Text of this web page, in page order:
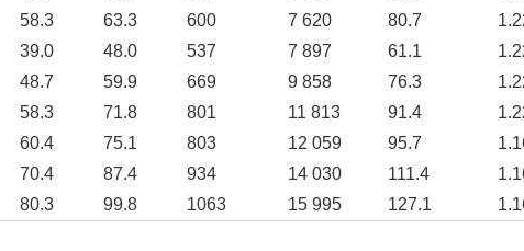
58.3 63.3 600 7 620 80.7
39.0 48.0 537 7 897 61.1
48.7 59.9 669 9 858 76.3
58.3 71.8 801 11 813 91.4
60.4 75.1 803 12 059 95.7
70.4 87.4 934 14 030 111.4
80.3 99.8 1063 15 995 127.1